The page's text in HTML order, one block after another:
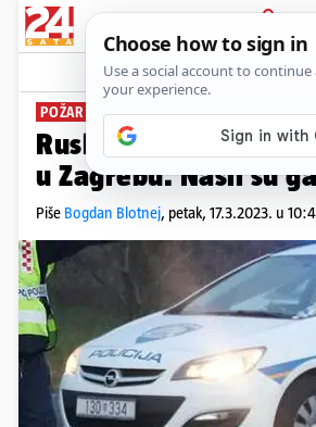
PRIJAVA
News
POŽAR U SIGETU
Ruski državljanin
u Zagrebu. Našli su
Piše Bogdan Blotnej, petak, 17.3.2023. u